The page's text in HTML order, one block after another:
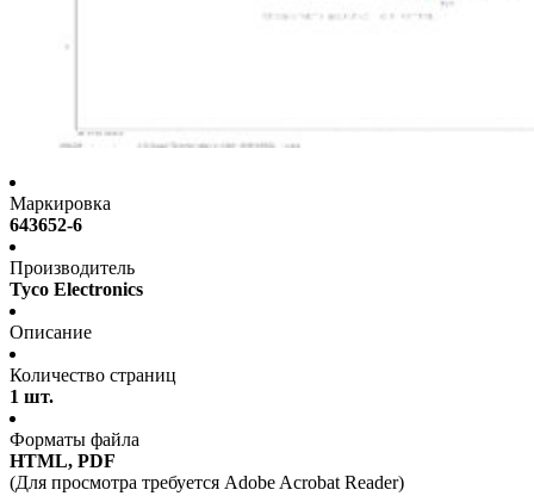
Маркировка
643652-6
Производитель
Tyco Electronics
Описание
Количество страниц
1 шт.
Форматы файла
HTML, PDF
(Для просмотра требуется Adobe Acrobat Reader)